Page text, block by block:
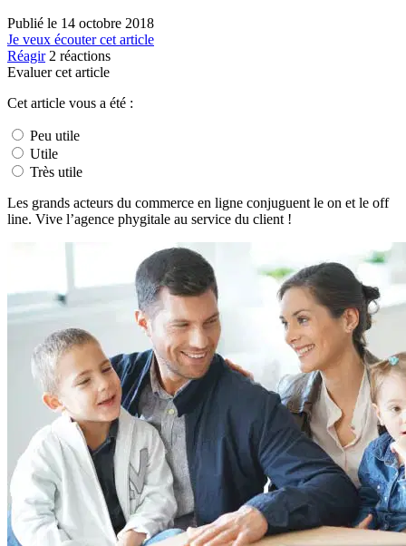
Publié le 14 octobre 2018
Je veux écouter cet article
Réagir 2 réactions
Evaluer cet article
Cet article vous a été :
Peu utile
Utile
Très utile
Les grands acteurs du commerce en ligne conjuguent le on et le off
line. Vive l’agence phygitale au service du client !